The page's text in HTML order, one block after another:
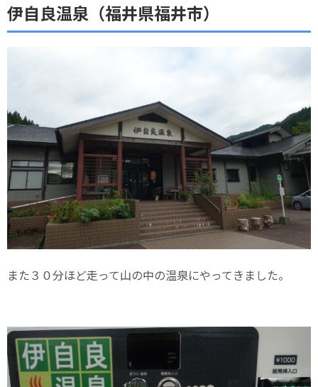
伊自良温泉（福井県福井市）
また３０分ほど走って山の中の温泉にやってきました。